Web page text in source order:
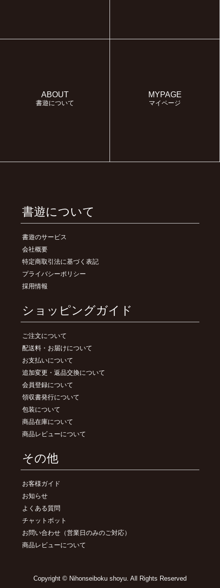
ABOUT
書遊について
MYPAGE
マイページ
書遊について
書遊のサービス
会社概要
特定商取引法に基づく表記
プライバシーポリシー
採用情報
ショッピングガイド
ご注文について
配送料・お届けについて
お支払いについて
追加変更・返品交換について
会員登録について
領収書発行について
包装について
商品在庫について
商品レビューについて
その他
お客様ガイド
お知らせ
よくある質問
チャットボット
お問い合わせ （営業日のみのご対応）
商品レビューについて
Copyright © Nihonseiboku shoyu. All Rights Reserved